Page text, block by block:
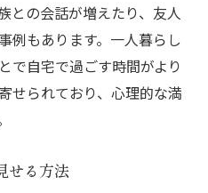
との会話が増えたり、友人
例もあります。一人暮らし
で自宅で過ごす時間がより
せられており、心理的な満
せる方法